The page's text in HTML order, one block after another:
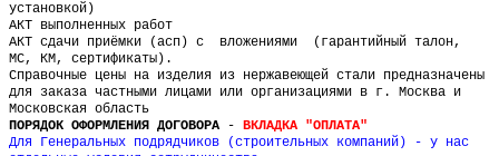
установкой)
АКТ выполненных работ
АКТ сдачи приёмки (асп) с вложениями (гарантийный талон,
МС, КМ, сертификаты).
Справочные цены на изделия из нержавеющей стали предназначены
для заказа частными лицами или организациями в г. Москва и
Московская область
ПОРЯДОК ОФОРМЛЕНИЯ ДОГОВОРА - ВКЛАДКА "ОПЛАТА"
Для Генеральных подрядчиков (строительных компаний) - у нас